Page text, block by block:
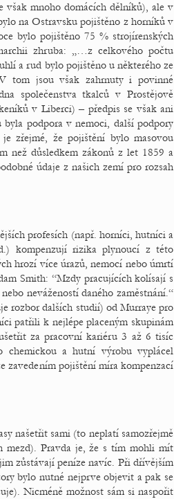
však mnoho domácích dělníků), ale v
na Ostravsku pojištěno z horníků v
bylo pojištěno 75 % strojírenských
zhruba: „…z celkového počtu
a rud bylo pojištěno u některého ze
tom jsou však zahrnuty i povinné
společenstva tkalců v Prostějově
v Liberci) – předpis se však ani
byla podpora v nemoci, další podpory
zřejmé, že pojištění bylo masovou
než důsledkem zákonů z let 1859 a
údaje z našich zemí pro rozsah
profesích (např. horníci, hutníci a
kompenzují rizika plynoucí z této
hrozí více úrazů, nemocí nebo úmrtí
Smith: “Mzdy pracujících kolísají s
nevážeností daného zaměstnání.“
rozbor dalších studií) od Murraye pro
patřili k nejlépe placeným skupinám
za pracovní kariéru 3 až 6 tisíc
chemickou a hutní výrobu vyplácel
zavedením pojištění míra kompenzací
našetřit sami (to neplatí samozřejmě
mezd). Pravda je, že s tím mohli mít
zůstávají peníze navíc. Při dřívějším
bylo nutné nejprve objevit a pak se
Nicméně možnost sám si naspořit